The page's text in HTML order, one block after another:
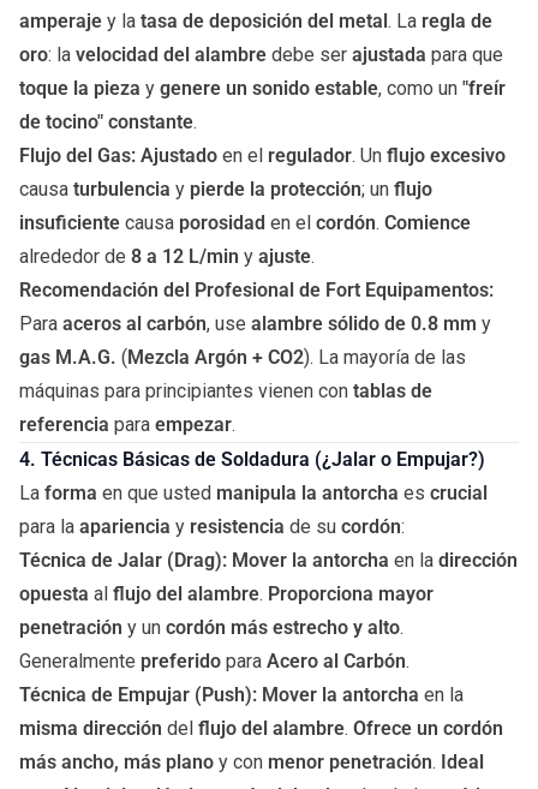
amperaje y la tasa de deposición del metal. La regla de
oro: la velocidad del alambre debe ser ajustada para que
toque la pieza y genere un sonido estable, como un "freír
de tocino" constante.
Flujo del Gas: Ajustado en el regulador. Un flujo excesivo
causa turbulencia y pierde la protección; un flujo
insuficiente causa porosidad en el cordón. Comience
alrededor de 8 a 12 L/min y ajuste.
Recomendación del Profesional de Fort Equipamentos:
Para aceros al carbón, use alambre sólido de 0.8 mm y
gas M.A.G. (Mezcla Argón + CO2). La mayoría de las
máquinas para principiantes vienen con tablas de
referencia para empezar.
4. Técnicas Básicas de Soldadura (¿Jalar o Empujar?)
La forma en que usted manipula la antorcha es crucial
para la apariencia y resistencia de su cordón:
Técnica de Jalar (Drag): Mover la antorcha en la dirección
opuesta al flujo del alambre. Proporciona mayor
penetración y un cordón más estrecho y alto.
Generalmente preferido para Acero al Carbón.
Técnica de Empujar (Push): Mover la antorcha en la
misma dirección del flujo del alambre. Ofrece un cordón
más ancho, más plano y con menor penetración. Ideal